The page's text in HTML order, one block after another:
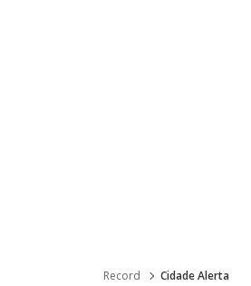
Record Cidade Alerta